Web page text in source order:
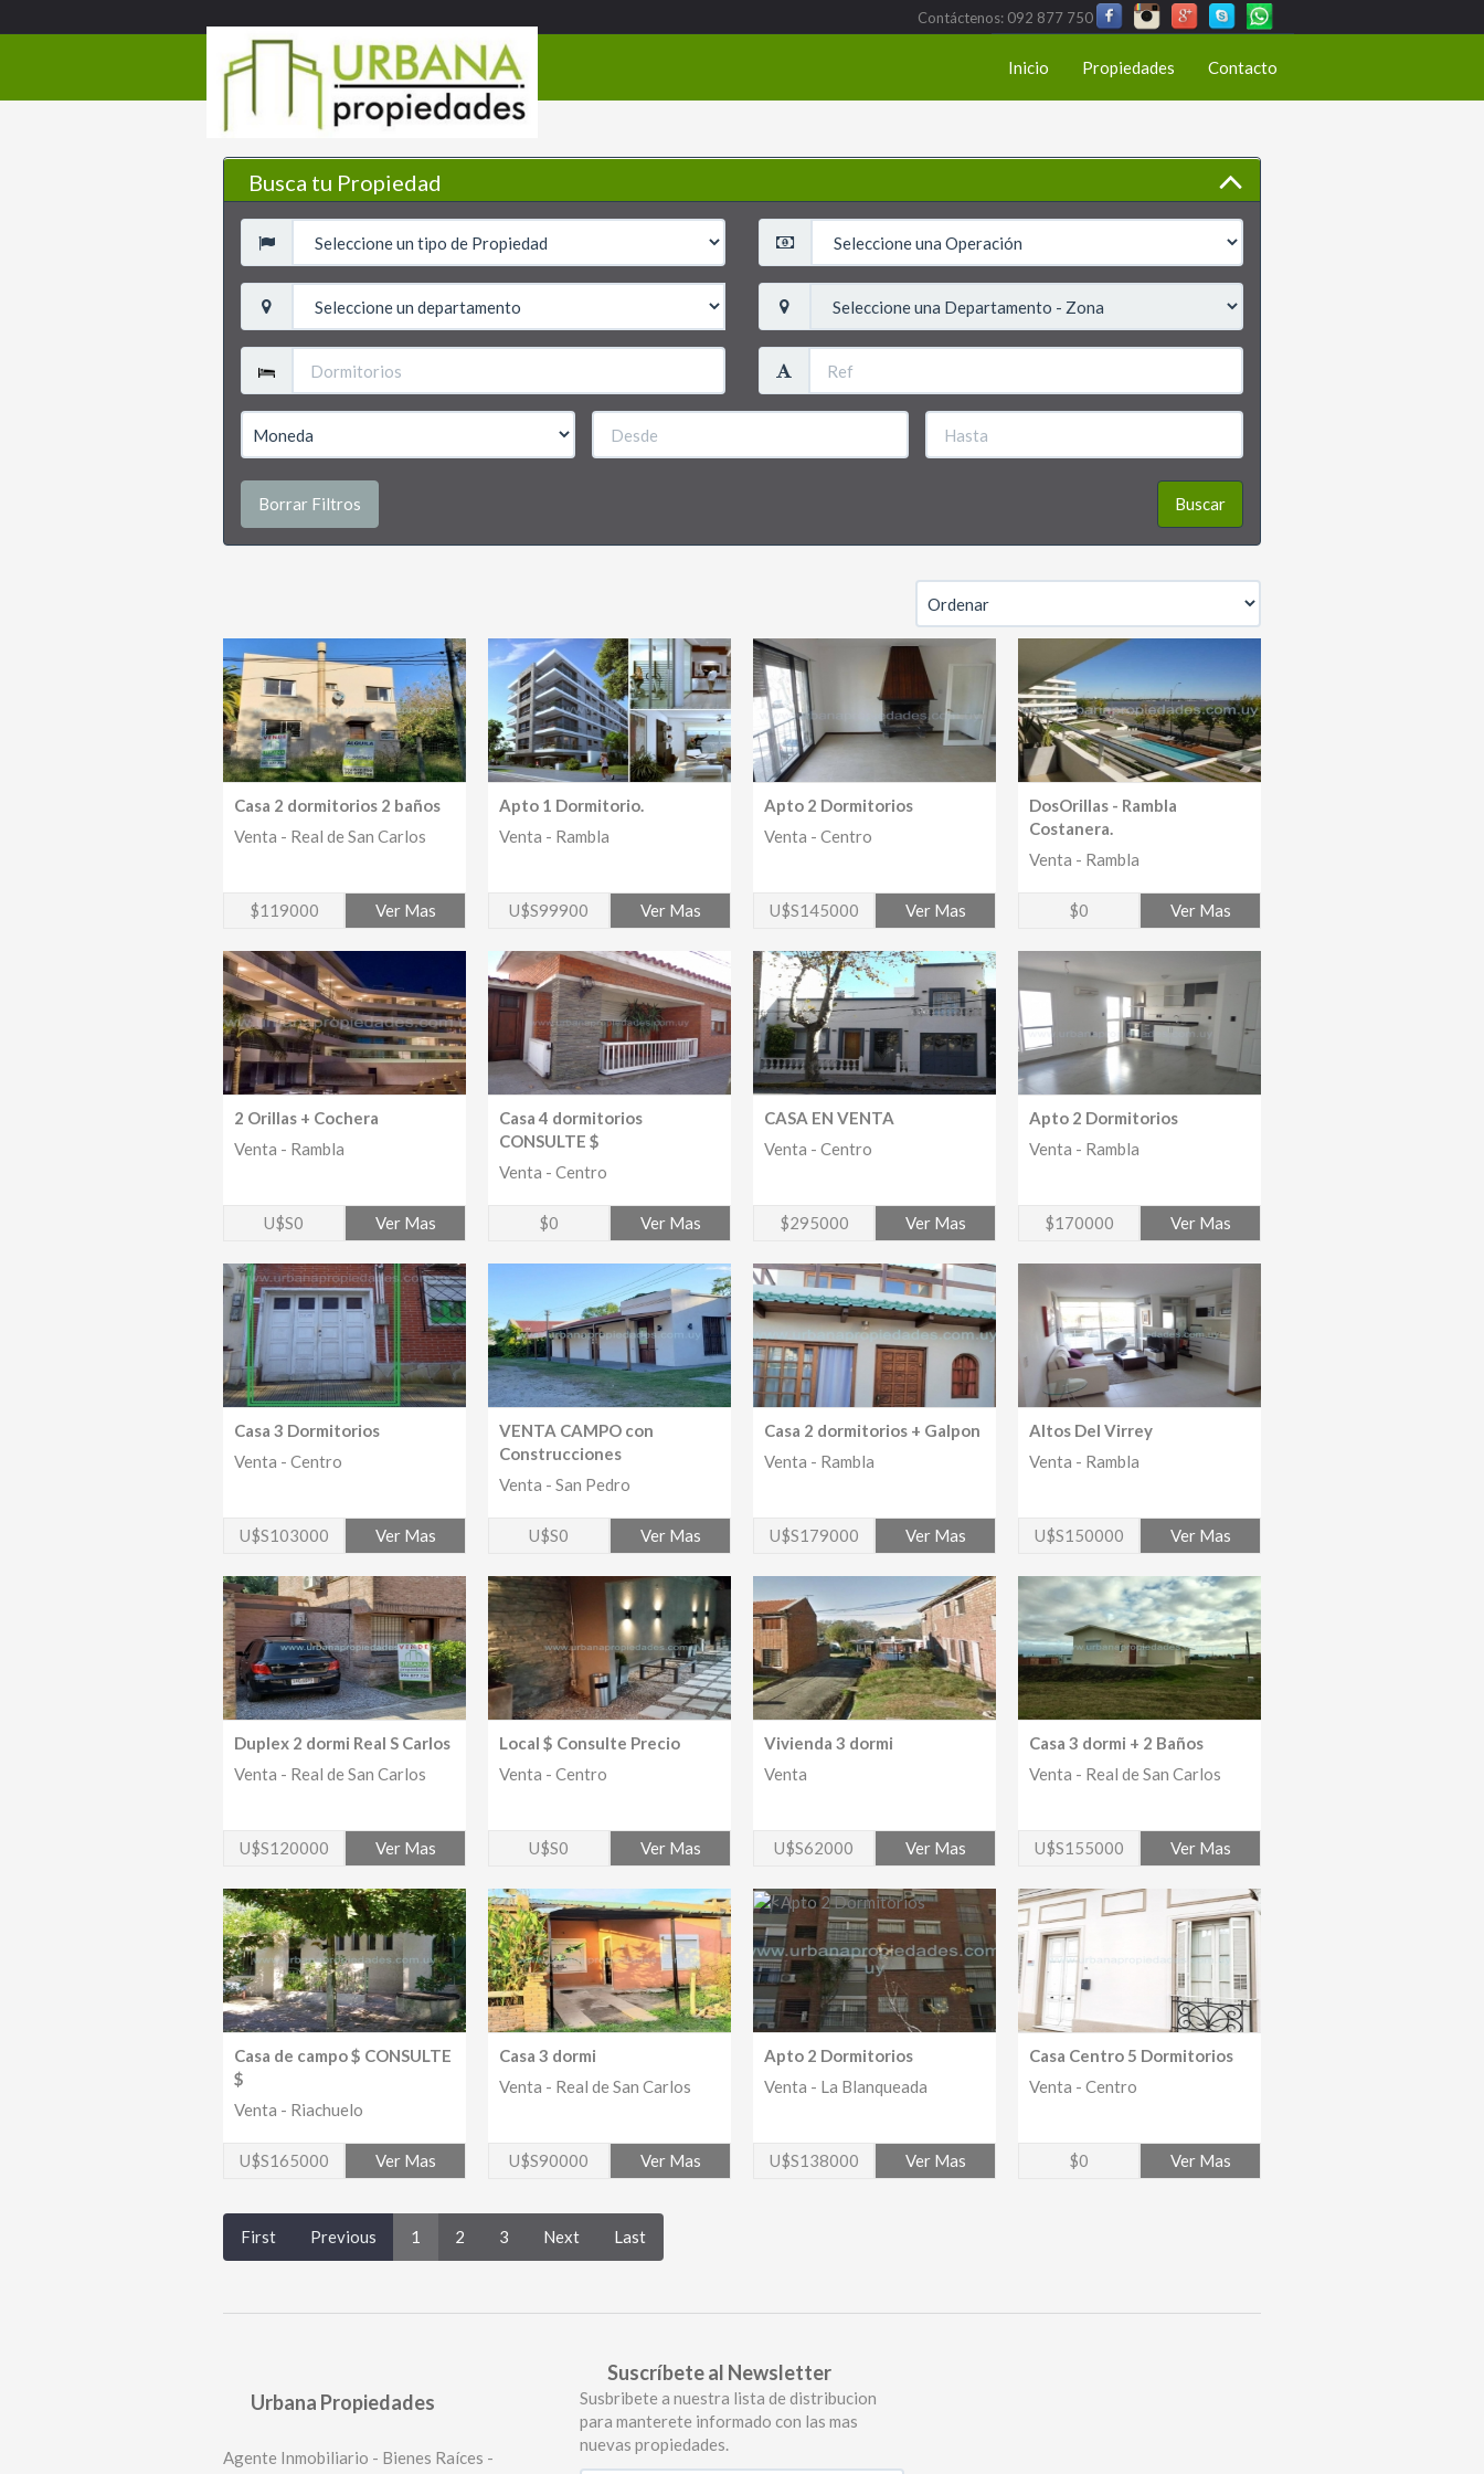
Contáctenos: 092 877 750
Inicio Propiedades Contacto
Busca tu Propiedad
Buscar
Borrar Filtros
Casa 2 dormitorios 2 baños
Venta - Real de San Carlos
$119000 Ver Mas
Apto 1 Dormitorio.
Venta - Rambla
U$S99900 Ver Mas
Apto 2 Dormitorios
Venta - Centro
U$S145000 Ver Mas
DosOrillas - Rambla
Costanera.
Venta - Rambla
$0 Ver Mas
2 Orillas + Cochera
Venta - Rambla
U$S0 Ver Mas
Casa 4 dormitorios
CONSULTE $
Venta - Centro
$0 Ver Mas
CASA EN VENTA
Venta - Centro
$295000 Ver Mas
Apto 2 Dormitorios
Venta - Rambla
$170000 Ver Mas
Casa 3 Dormitorios
Venta - Centro
U$S103000 Ver Mas
VENTA CAMPO con
Construcciones
Venta - San Pedro
U$S0 Ver Mas
Casa 2 dormitorios + Galpon
Venta - Rambla
U$S179000 Ver Mas
Altos Del Virrey
Venta - Rambla
U$S150000 Ver Mas
Duplex 2 dormi Real S Carlos
Venta - Real de San Carlos
U$S120000 Ver Mas
Local $ Consulte Precio
Venta - Centro
U$S0 Ver Mas
Vivienda 3 dormi
Venta
U$S62000 Ver Mas
Casa 3 dormi + 2 Baños
Venta - Real de San Carlos
U$S155000 Ver Mas
Casa de campo $ CONSULTE
$
Venta - Riachuelo
U$S165000 Ver Mas
Casa 3 dormi
Venta - Real de San Carlos
U$S90000 Ver Mas
Apto 2 Dormitorios
Venta - La Blanqueada
U$S138000 Ver Mas
Casa Centro 5 Dormitorios
Venta - Centro
$0 Ver Mas
First Previous 1 2 3 Next Last
Urbana Propiedades
Agente Inmobiliario - Bienes Raíces -
Suscríbete al Newsletter
Susbribete a nuestra lista de distribucion
para manterete informado con las mas
nuevas propiedades.